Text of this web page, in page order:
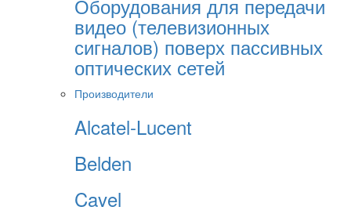
Оборудования для передачи
видео (телевизионных
сигналов) поверх пассивных
оптических сетей
Производители
Alcatel-Lucent
Belden
Cavel